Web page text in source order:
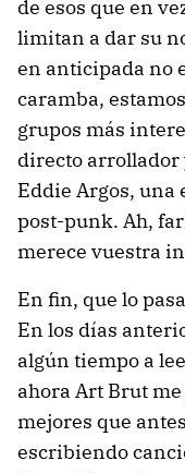
de esos que en
limitan a dar su
en anticipada no
caramba,
grupos más
directo
Eddie Argos, una
post-punk. Ah,
merece vuestra
En fin, que lo
En los días
algún tiempo a
ahora Art Brut
mejores que
escribiendo